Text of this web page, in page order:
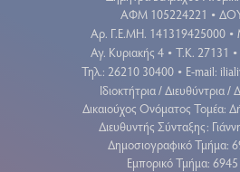
ΑΦΜ 105224221 •
Aρ. Γ.Ε.ΜΗ. 141319425000 •
Αγ. Κυριακής 4 • Τ.Κ. 27131 •
Τηλ.: 26210 30400 • E-mail:
Ιδιοκτήτρια / Διευθύντρια /
Δικαιούχος Ονόματος Τομέα:
Διευθυντής Σύνταξης:
Δημοσιογραφικό Τμήμα:
Εμπορικό Τμήμα: